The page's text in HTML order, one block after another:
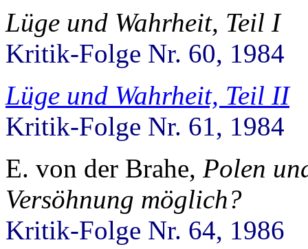
Lüge und Wahrheit, Teil I
Kritik-Folge Nr. 60, 1984
Lüge und Wahrheit, Teil II
Kritik-Folge Nr. 61, 1984
E. von der Brahe, Polen
Versöhnung möglich?
Kritik-Folge Nr. 64, 1986